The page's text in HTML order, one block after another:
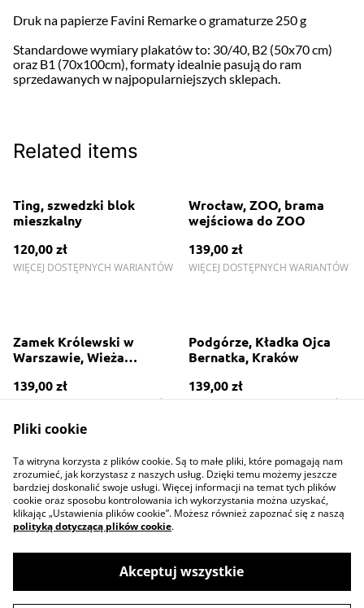
Druk na papierze Favini Remarke o gramaturze 250 g
Standardowe wymiary plakatów to: 30/40, B2 (50x70 cm)
oraz B1 (70x100cm), formaty idealnie pasują do ram
sprzedawanych w najpopularniejszych sklepach.
Related items
Ting, szwedzki blok
mieszkalny
120,00 zł
WIĘCEJ DOSTĘPNYCH WARIANTÓW
Wrocław, ZOO, brama
wejściowa do ZOO
139,00 zł
WIĘCEJ DOSTĘPNYCH WARIANTÓW
Zamek Królewski w
Warszawie, Wieża
Zygmunta
139,00 zł
WIĘCEJ DOSTĘPNYCH WARIANTÓW
Podgórze, Kładka Ojca
Bernatka, Kraków
139,00 zł
WIĘCEJ DOSTĘPNYCH WARIANTÓW
Contact Us
Privacy Policy
Cookie Policy
Pliki cookie
Ta witryna korzysta z plików cookie. Są to małe pliki, które pomagają nam
zrozumieć, jak korzystasz z naszych usług. Dzięki temu możemy jeszcze
bardziej doskonalić swoje usługi. Więcej informacji na temat tych plików
cookie oraz sposobu kontrolowania ich wykorzystania można uzyskać,
klikając „Ustawienia plików cookie”. Możesz również zapoznać się z naszą
polityką dotyczącą plików cookie.
Akceptuj wszystkie